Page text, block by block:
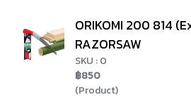
ORIKOMI 200 814
RAZORSAW
SKU : 0
฿850
(Product)